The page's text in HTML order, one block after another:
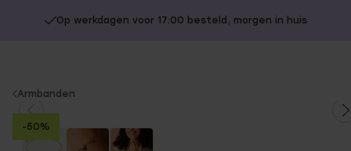
Op werkdagen voor 17:00 besteld, morgen in huis
You
are
here:
Armbanden
-50%